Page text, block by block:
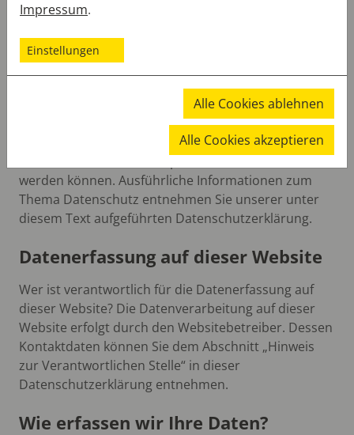
Datenschutz auf einen Blick
Allgemeine Hinweise
Die folgenden Hinweise geben einen einfachen
Überblick darüber, was mit Ihren
personenbezogenen Daten passiert, wenn Sie diese
Website besuchen. Personenbezogene Daten sind
alle Daten, mit denen Sie persönlich identifiziert
werden können. Ausführliche Informationen zum
Thema Datenschutz entnehmen Sie unserer unter
diesem Text aufgeführten Datenschutzerklärung.
Datenerfassung auf dieser Website
Wer ist verantwortlich für die Datenerfassung auf
dieser Website? Die Datenverarbeitung auf dieser
Website erfolgt durch den Websitebetreiber. Dessen
Kontaktdaten können Sie dem Abschnitt „Hinweis
zur Verantwortlichen Stelle“ in dieser
Datenschutzerklärung entnehmen.
Wie erfassen wir Ihre Daten?
Impressum.
Einstellungen
Alle Cookies ablehnen
Alle Cookies akzeptieren